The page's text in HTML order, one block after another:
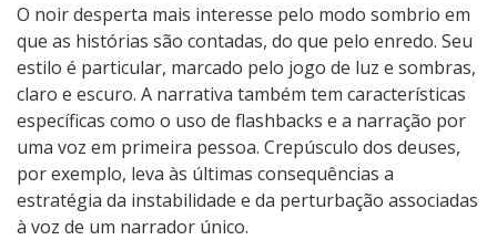
O noir desperta mais interesse pelo modo sombrio em
que as histórias são contadas, do que pelo enredo. Seu
estilo é particular, marcado pelo jogo de luz e sombras,
claro e escuro. A narrativa também tem características
específicas como o uso de flashbacks e a narração por
uma voz em primeira pessoa. Crepúsculo dos deuses,
por exemplo, leva às últimas consequências a
estratégia da instabilidade e da perturbação associadas
à voz de um narrador único.